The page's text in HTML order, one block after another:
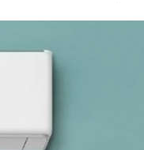
Под заказ